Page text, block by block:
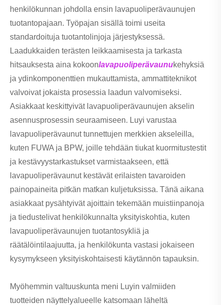
henkilökunnan johdolla ensin lavapuoliperävaunujen
tuotantopajaan. Työpajan sisällä toimi useita
standardoituja tuotantolinjoja järjestyksessä.
Laadukkaiden terästen leikkaamisesta ja tarkasta
hitsauksesta aina kokoonlavapuoliperävaunukehyksiä
ja ydinkomponenttien mukauttamista, ammattiteknikot
valvoivat jokaista prosessia laadun valvomiseksi.
Asiakkaat keskittyivät lavapuoliperävaunujen akselin
asennusprosessin seuraamiseen. Luyi varustaa
lavapuoliperävaunut tunnettujen merkkien akseleilla,
kuten FUWA ja BPW, joille tehdään tiukat kuormitustestit
ja kestävyystarkastukset varmistaakseen, että
lavapuoliperävaunut kestävät erilaisten tavaroiden
painopaineita pitkän matkan kuljetuksissa. Tänä aikana
asiakkaat pysähtyivät ajoittain tekemään muistiinpanoja
ja tiedustelivat henkilökunnalta yksityiskohtia, kuten
lavapuoliperävaunujen tuotantosykliä ja
räätälöintilaajuutta, ja henkilökunta vastasi jokaiseen
kysymykseen yksityiskohtaisesti käytännön tapauksin.
Myöhemmin valtuuskunta meni Luyin valmiiden
tuotteiden näyttelyalueelle katsomaan läheltä